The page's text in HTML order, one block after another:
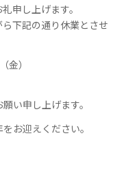
申し上げます。
下記の通り休業とさせ
金）
い申し上げます。
お迎えください。